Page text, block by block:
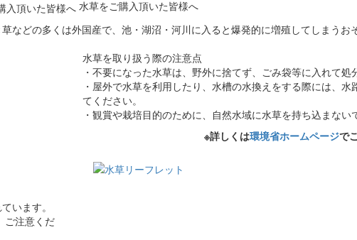
水草をご購入頂いた皆様へ
どの多くは外国産で、池・湖沼・河川に入ると爆発的に増殖してしまうお
います。
ご注意くだ
水草を取り扱う際の注意点
・不要になった水草は、野外に捨てず、ごみ袋等に入れて処
・屋外で水草を利用したり、水槽の水換えをする際には、
てください。
・観賞や栽培目的のために、自然水域に水草を持ち込まない
※詳しくは環境省ホームページで